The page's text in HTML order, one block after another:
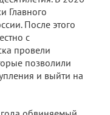
Главного
После этого
с
провели
позволили
и выйти на